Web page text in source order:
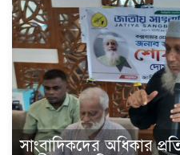
সাংবাদিকদের অধিকার